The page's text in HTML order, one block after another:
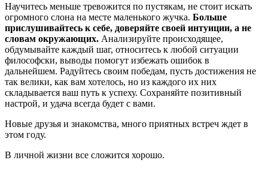
Научитесь меньше тревожится по пустякам, не стоит искать
огромного слона на месте маленького жучка. Больше
прислушивайтесь к себе, доверяйте своей интуиции, а не
словам окружающих. Анализируйте происходящее,
обдумывайте каждый шаг, относитесь к любой ситуации
философски, выводы помогут избежать ошибок в
дальнейшем. Радуйтесь своим победам, пусть достижения не
так велики, как вам хотелось, но из каждого их них
складывается ваш путь к успеху. Сохраняйте позитивный
настрой, и удача всегда будет с вами.
Новые друзья и знакомства, много приятных встреч ждет в
этом году.
В личной жизни все сложится хорошо.